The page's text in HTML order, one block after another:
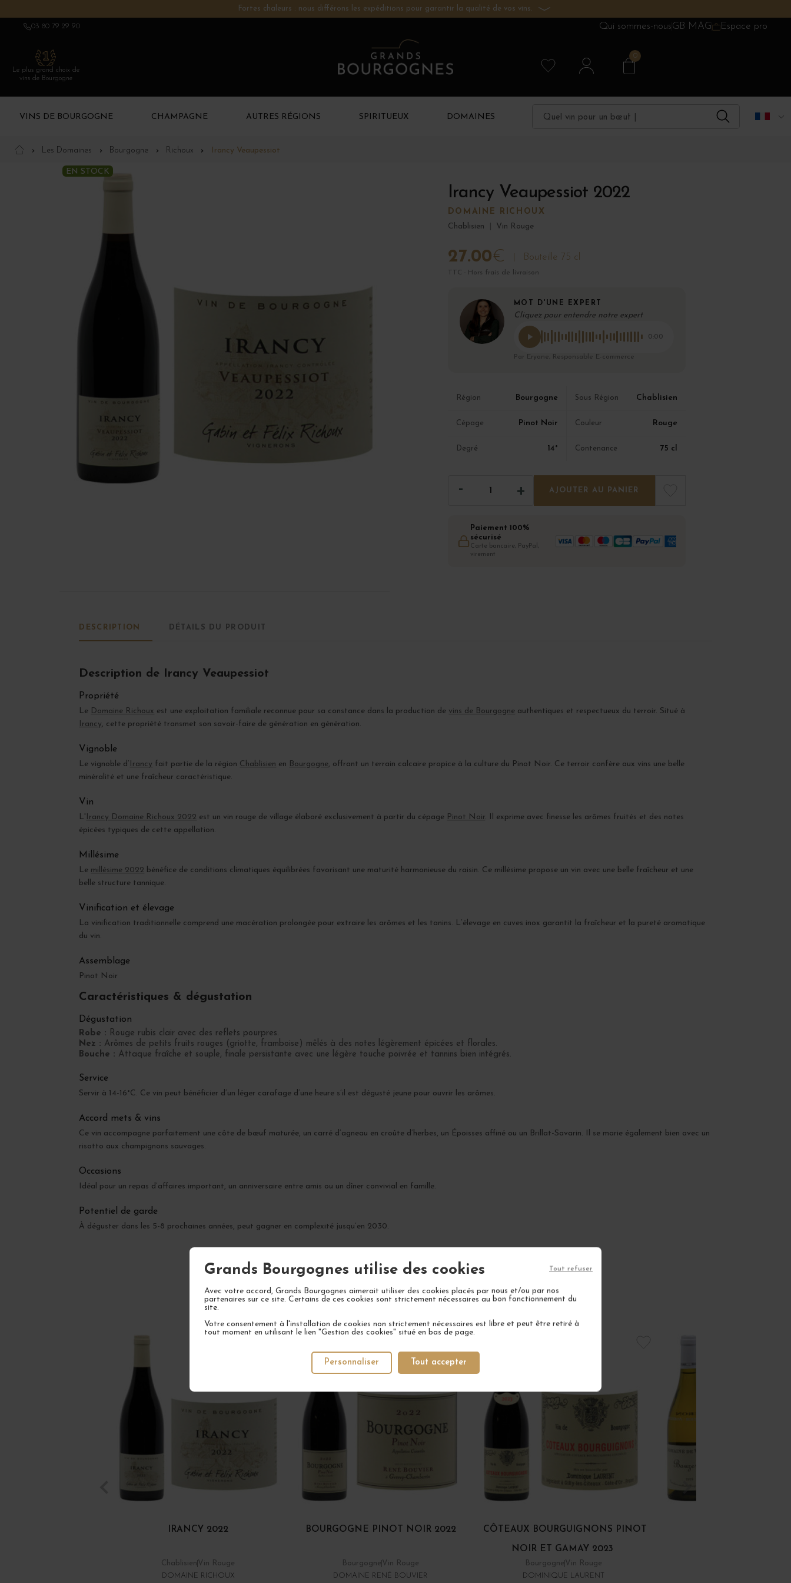
Grands Bourgognes utilise des cookies
Avec votre accord, Grands Bourgognes aimerait utiliser des cookies placés par nous et/ou par nos
partenaires sur ce site. Certains de ces cookies sont strictement nécessaires au bon fonctionnement du
site.
Votre consentement à l'installation de cookies non strictement nécessaires est libre et peut être retiré à
tout moment en utilisant le lien "Gestion des cookies" situé en bas de page.
Tout accepter
Tout refuser
Personnaliser
Fortes chaleurs : nous différons les expéditions pour garantir la qualité de vos vins.
03 80 79 29 90 Qui sommes-nousGB MAG Espace pro
Le plus grand choix de
vins de Bourgogne
0
VINS DE BOURGOGNE CHAMPAGNE AUTRES RÉGIONS SPIRITUEUX DOMAINES
Les Domaines Bourgogne Richoux Irancy Veaupessiot
EN STOCK
Irancy Veaupessiot 2022
DOMAINE RICHOUX
Chablisien
Vin Rouge
27.00€ Bouteille 75 cl
TTC · Hors frais de livraison
MOT D'UNE EXPERT
Cliquez pour entendre notre expert
0:00
Par Eryane, Responsable E-commerce
Région Bourgogne Sous Région Chablisien
Cépage Pinot Noir Couleur Rouge
Degré 14° Contenance 75 cl
AJOUTER AU PANIER
Paiement 100%
sécurisé
Carte bancaire, PayPal,
virement
DESCRIPTION DÉTAILS DU PRODUIT
Description de Irancy Veaupessiot
Propriété
Le Domaine Richoux est une exploitation familiale reconnue pour sa constance dans la production de vins de Bourgogne authentiques et respectueux du terroir. Situé à
Irancy, cette propriété transmet son savoir-faire de génération en génération.
Vignoble
Le vignoble d’ Irancy fait partie de la région Chablisien en Bourgogne, offrant un terrain calcaire propice à la culture du Pinot Noir. Ce terroir confère aux vins une belle
minéralité et une fraîcheur caractéristique.
Vin
L' Irancy Domaine Richoux 2022 est un vin rouge de village élaboré exclusivement à partir du cépage Pinot Noir. Il exprime avec finesse les arômes fruités et des notes
épicées typiques de cette appellation.
Millésime
Le millésime 2022 bénéfice de conditions climatiques équilibrées favorisant une maturité harmonieuse du raisin. Ce millésime propose un vin avec une belle fraîcheur et une
belle structure tannique.
Vinification et élevage
La vinification traditionnelle comprend une macération prolongée pour extraire les arômes et les tanins. L’élevage en cuves inox garantit la fraîcheur et la pureté aromatique
du vin.
Assemblage
Pinot Noir
Caractéristiques & dégustation
Dégustation
Robe : Rouge rubis clair avec des reflets pourpres.
Nez : Arômes de petits fruits rouges (griotte, framboise) mêlés à des notes légèrement épicées et florales.
Bouche : Attaque fraîche et souple, finale persistante avec une légère touche poivrée et tannins bien intégrés.
Service
Servir à 14-16°C. Ce vin peut bénéficier d’un léger carafage d’une heure s’il est dégusté jeune pour ouvrir les arômes.
Accord mets & vins
Ce vin accompagne parfaitement une côte de bœuf maturée, un carré d’agneau en croûte d’herbes, un Époisses affiné ou un Brillat-Savarin. Il se marie également bien avec un
risotto aux champignons sauvages.
Occasions
Idéal pour un repas d’affaires important, un anniversaire entre amis ou un dîner convivial en famille.
Potentiel de garde
À déguster dans les 5-8 prochaines années, peut gagner en complexité jusqu’en 2030.
IRANCY 2022
Chablisien Vin Rouge
DOMAINE RICHOUX
BOURGOGNE PINOT NOIR 2022
Bourgogne Vin Rouge
DOMAINE RENÉ BOUVIER
CÔTEAUX BOURGUIGNONS PINOT
NOIR ET GAMAY 2023
Bourgogne Vin Rouge
DOMINIQUE LAURENT